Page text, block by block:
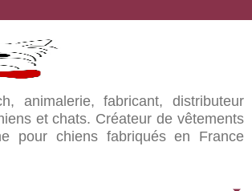
animalerie, fabricant, distributeur
et chats. Créateur de vêtements
pour chiens fabriqués en France